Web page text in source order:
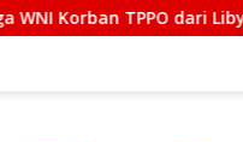
Lokakarya